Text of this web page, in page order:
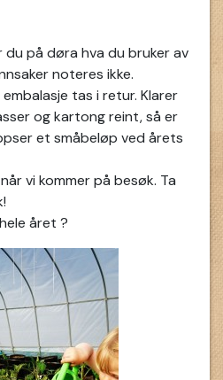
på døra hva du bruker av
noteres ikke.
embalasje tas i retur. Klarer
og kartong reint, så er
et småbeløp ved årets
vi kommer på besøk. Ta
året ?